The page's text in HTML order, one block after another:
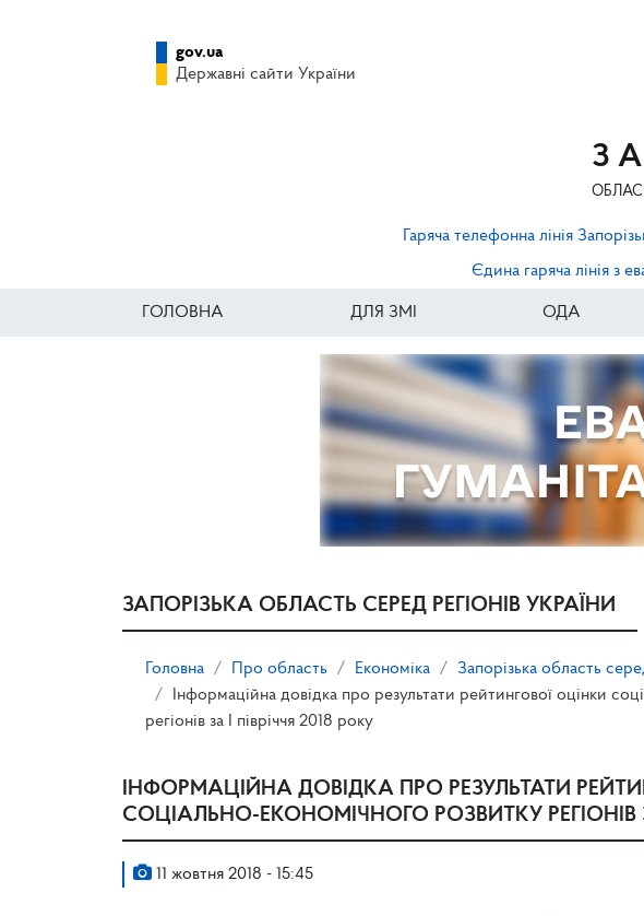
gov.ua
Державні сайти України
Гаряча телефонна лінія
Єдина гаряча лінія з
ГОЛОВНА ДЛЯ ЗМІ ОДА
ЗАПОРІЗЬКА ОБЛАСТЬ СЕРЕД РЕГІОНІВ УКРАЇНИ
Головна Про область Економіка
Запорізька область
Інформаційна довідка про результати рейтингової оцінки
регіонів за І півріччя 2018 року
ІНФОРМАЦІЙНА ДОВІДКА ПРО РЕЗУЛЬТАТИ
СОЦІАЛЬНО-ЕКОНОМІЧНОГО РОЗВИТКУ РЕГІОНІВ
11 жовтня 2018 - 15:45